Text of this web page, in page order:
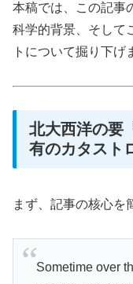
本稿では、この記事
科学的背景、そして
トについて掘り下げ
北大西洋の要
有のカタスト
まず、記事の核心を
Sometime over